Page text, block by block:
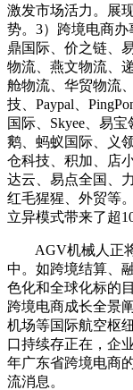
激发市场活力。展
势。3）跨境电商
鼎国际、价之链、
物流、燕文物流、
舱物流、华贸物流
技、Paypal、
国际、Skyee、易
鹅、蚂蚁国际、义
仓科技、积加、店
达云、易点全国、
红毛猩猩、外贸等
立异模式带来了超
AGV机械人正将
中。如跨境结算、
色化和全球化标的
跨境电商成长全景
机场等国际航空枢
口持续存正在，企
年广东省跨境电商
流消息。